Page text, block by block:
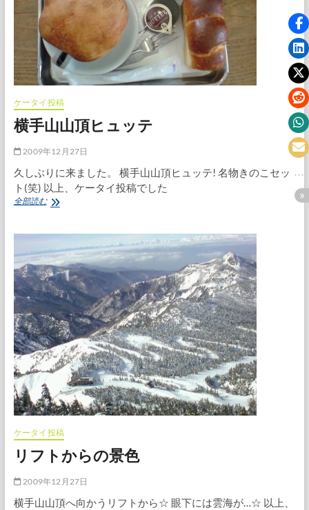
ケータイ投稿
横手山山頂ヒュッテ
2009年12月27日
久しぶりに来ました。 横手山山頂ヒュッテ! 名物きのこセッ
ト(笑) 以上、ケータイ投稿でした
全部読む横
頂
ヒ
ュ
ッ
テ
ケータイ投稿
リフトからの景色
2009年12月27日
横手山山頂へ向かうリフトから☆ 眼下には雲海が…☆ 以上、